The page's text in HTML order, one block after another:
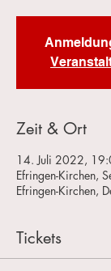
Zeit & Ort
14. Juli 2022,
Efringen-Kirchen,
Efringen-Kirchen,
Tickets